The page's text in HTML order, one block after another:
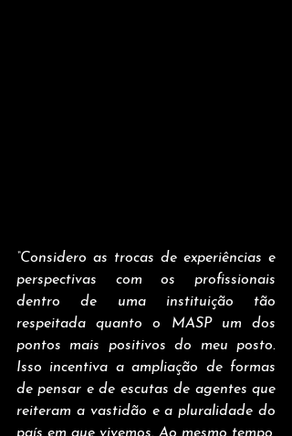
“Considero as trocas de experiências e
perspectivas com os profissionais
dentro de uma instituição tão
respeitada quanto o MASP um dos
pontos mais positivos do meu posto.
Isso incentiva a ampliação de formas
de pensar e de escutas de agentes que
reiteram a vastidão e a pluralidade do